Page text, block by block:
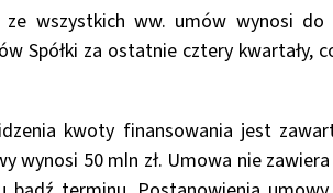
ze wszystkich ww. umów wynosi
Spółki za ostatnie cztery kwartały,
kwoty finansowania jest
wynosi 50 mln zł. Umowa nie